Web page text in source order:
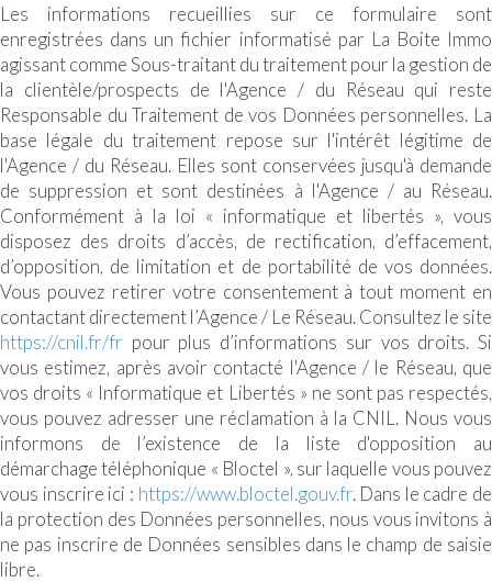
Les informations recueillies sur ce formulaire sont
enregistrées dans un fichier informatisé par La Boite Immo
agissant comme Sous-traitant du traitement pour la gestion de
la clientèle/prospects de l'Agence / du Réseau qui reste
Responsable du Traitement de vos Données personnelles. La
base légale du traitement repose sur l'intérêt légitime de
l'Agence / du Réseau. Elles sont conservées jusqu'à demande
de suppression et sont destinées à l'Agence / au Réseau.
Conformément à la loi « informatique et libertés », vous
disposez des droits d’accès, de rectification, d’effacement,
d’opposition, de limitation et de portabilité de vos données.
Vous pouvez retirer votre consentement à tout moment en
contactant directement l’Agence / Le Réseau. Consultez le site
https://cnil.fr/fr pour plus d’informations sur vos droits. Si
vous estimez, après avoir contacté l'Agence / le Réseau, que
vos droits « Informatique et Libertés » ne sont pas respectés,
vous pouvez adresser une réclamation à la CNIL. Nous vous
informons de l’existence de la liste d'opposition au
démarchage téléphonique « Bloctel », sur laquelle vous pouvez
vous inscrire ici : https://www.bloctel.gouv.fr. Dans le cadre de
la protection des Données personnelles, nous vous invitons à
ne pas inscrire de Données sensibles dans le champ de saisie
libre.